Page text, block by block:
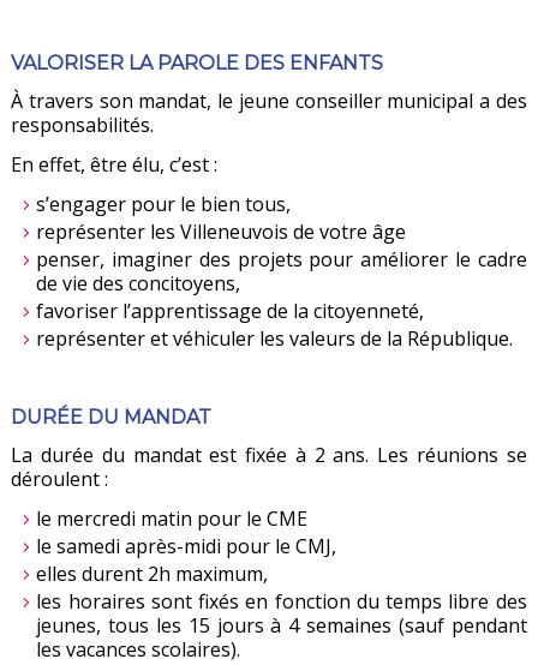
VALORISER LA PAROLE DES ENFANTS
À travers son mandat, le jeune conseiller municipal a des
responsabilités.
En effet, être élu, c’est :
s’engager pour le bien tous,
représenter les Villeneuvois de votre âge
penser, imaginer des projets pour améliorer le cadre
de vie des concitoyens,
favoriser l’apprentissage de la citoyenneté,
représenter et véhiculer les valeurs de la République.
DURÉE DU MANDAT
La durée du mandat est fixée à 2 ans. Les réunions se
déroulent :
le mercredi matin pour le CME
le samedi après-midi pour le CMJ,
elles durent 2h maximum,
les horaires sont fixés en fonction du temps libre des
jeunes, tous les 15 jours à 4 semaines (sauf pendant
les vacances scolaires).